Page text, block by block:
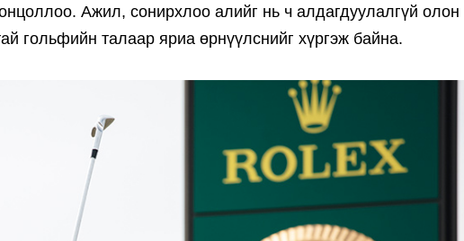
Ажил, сонирхлоо алийг нь ч алдагдуулалгүй олон
гольфийн талаар яриа өрнүүлснийг хүргэж байна.